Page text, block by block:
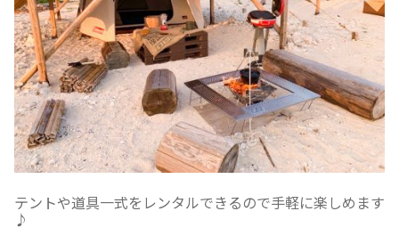
テントや道具一式をレンタルできるので手軽に楽しめます
♪